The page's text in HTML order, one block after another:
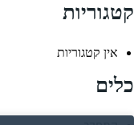
קטגוריות
אין קטגוריות
כלים